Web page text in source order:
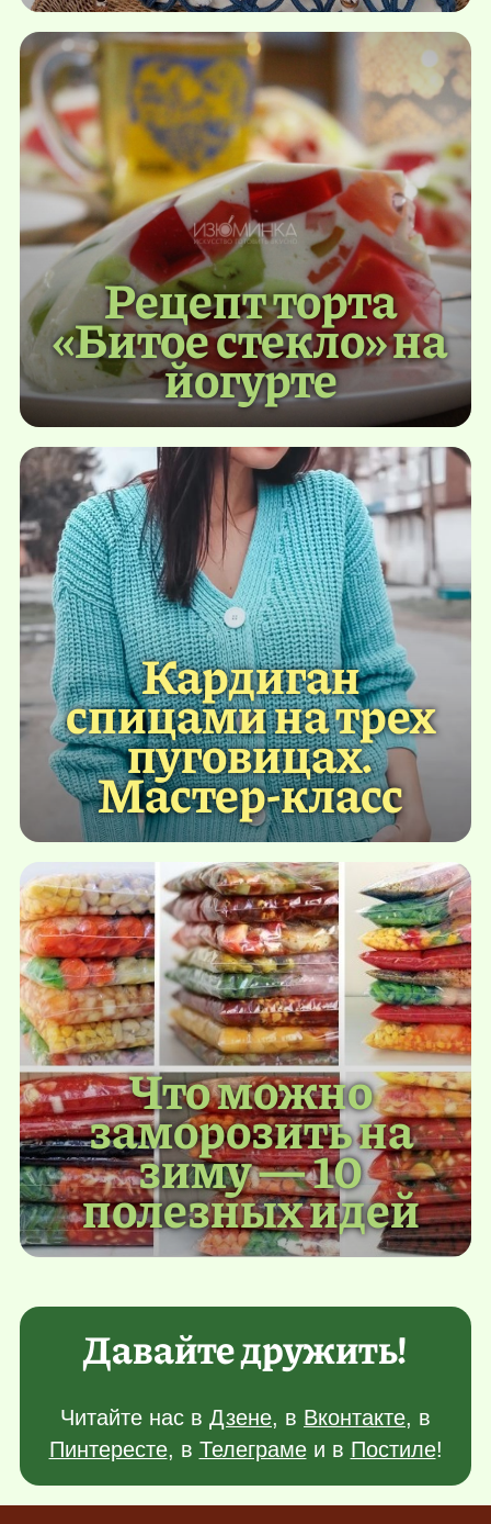
Рецепт торта
«Битое стекло» на
йогурте
Кардиган
спицами на трех
пуговицах.
Мастер-класс
Что можно
заморозить на
зиму — 10
полезных идей
Давайте дружить!
Читайте нас в Дзене, в Вконтакте, в
Пинтересте, в Телеграмеи в Постиле!